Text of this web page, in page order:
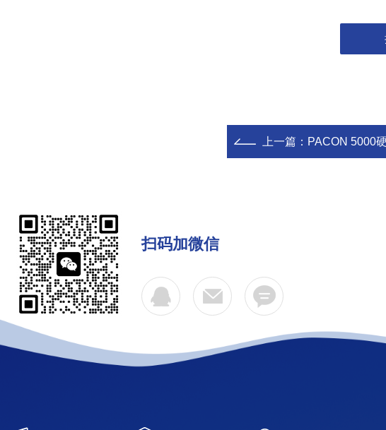
上一篇： PACON 5000
扫码加微信